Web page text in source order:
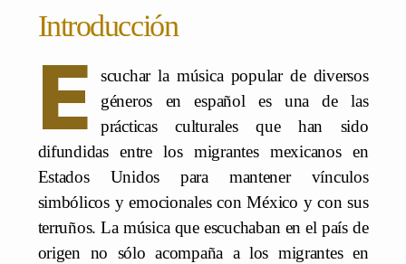
Introducción
E
scuchar la música popular de diversos
géneros en español es una de las
prácticas culturales que han sido
difundidas entre los migrantes mexicanos en
Estados Unidos para mantener vínculos
simbólicos y emocionales con México y con sus
terruños. La música que escuchaban en el país de
origen no sólo acompaña a los migrantes en